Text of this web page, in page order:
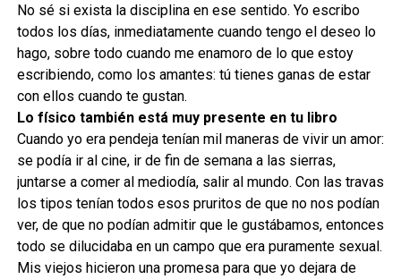
No sé si exista la disciplina en ese sentido. Yo escribo
todos los días, inmediatamente cuando tengo el deseo lo
hago, sobre todo cuando me enamoro de lo que estoy
escribiendo, como los amantes: tú tienes ganas de estar
con ellos cuando te gustan.
Lo físico también está muy presente en tu libro
Cuando yo era pendeja tenían mil maneras de vivir un amor:
se podía ir al cine, ir de fin de semana a las sierras,
juntarse a comer al mediodía, salir al mundo. Con las travas
los tipos tenían todos esos pruritos de que no nos podían
ver, de que no podían admitir que le gustábamos, entonces
todo se dilucidaba en un campo que era puramente sexual.
Mis viejos hicieron una promesa para que yo dejara de